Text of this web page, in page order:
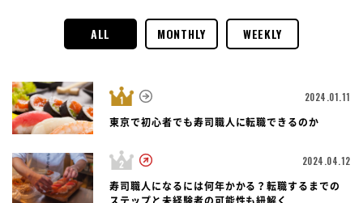
ALL MONTHLY WEEKLY
2024.01.11
東京で初心者でも寿司職人に転職できるのか
2024.04.12
寿司職人になるには何年かかる？転職するまでの
ステップと未経験者の可能性も紐解く